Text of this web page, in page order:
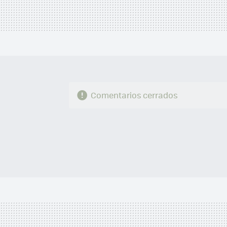
Comentarios cerrados